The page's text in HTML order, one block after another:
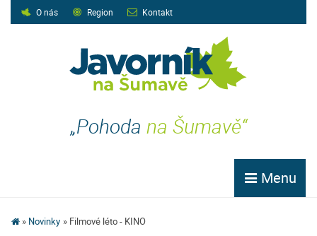
O nás Region Kontakt
„Pohoda na Šumavě“
Menu
Novinky Filmové léto - KINO